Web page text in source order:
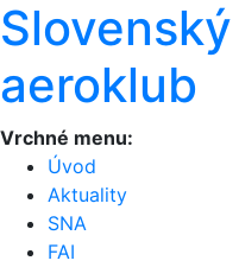
aeroklub
Vrchné menu:
Úvod
Aktuality
SNA
FAI